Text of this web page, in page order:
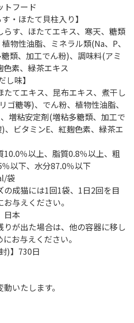
トフード
・ほたて貝柱入り】
す、ほたてエキス、寒天、糖類
物性油脂、ミネラル類(Na、P、
類、加工でん粉)、調味料(アミ
色素、緑茶エキス
し味】
てエキス、昆布エキス、煮干し
ゴ糖等)、でん粉、植物性油脂、
増粘安定剤(増粘多糖類、加工で
、ビタミンE、紅麹色素、緑茶エ
10.0％以上、脂質0.8％以上、粗
以下、水分87.0％以下
袋
の成猫には1回1袋、1日2回を目
与えください。
日本
りが出た場合は、他の容器に移し
お与えください。
)】730日
いたします。